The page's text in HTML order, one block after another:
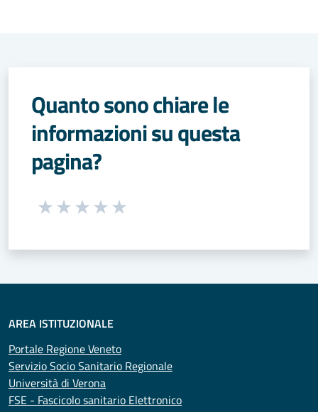
Quanto sono chiare le
informazioni su questa
pagina?
Seleziona una valutazione da 1 a 5 stelle
AREA ISTITUZIONALE
Portale Regione Veneto
Servizio Socio Sanitario Regionale
Università di Verona
FSE - Fascicolo sanitario Elettronico